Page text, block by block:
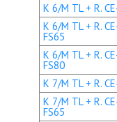
K 6/M TL + R.
K 6/M TL + R.
FS65
K 6/M TL + R.
FS80
K 7/M TL + R.
K 7/M TL + R.
FS65